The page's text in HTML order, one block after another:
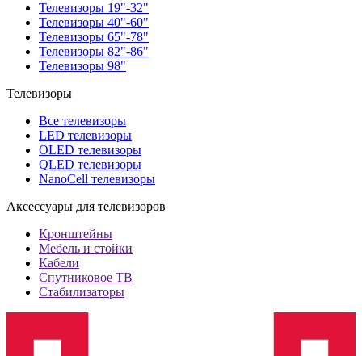
Телевизоры 19"-32"
Телевизоры 40"-60"
Телевизоры 65"-78"
Телевизоры 82"-86"
Телевизоры 98"
Телевизоры
Все телевизоры
LED телевизоры
OLED телевизоры
QLED телевизоры
NanoCell телевизоры
Аксессуары для телевизоров
Кронштейны
Мебель и стойки
Кабели
Спутниковое ТВ
Стабилизаторы